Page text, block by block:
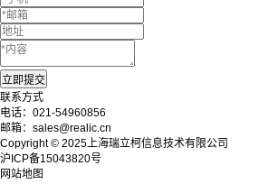
联系方式
电话：021-54960856
邮箱：sales@realic.cn
Copyright © 2025上海瑞立柯信息技术有限公司
沪ICP备15043820号
网站地图